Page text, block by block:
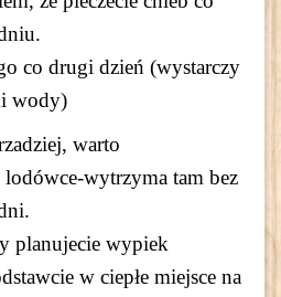
co drugi dzień (wystarczy
wody)
warto
wytrzyma tam bez
planujecie wypiek
w ciepłe miejsce na